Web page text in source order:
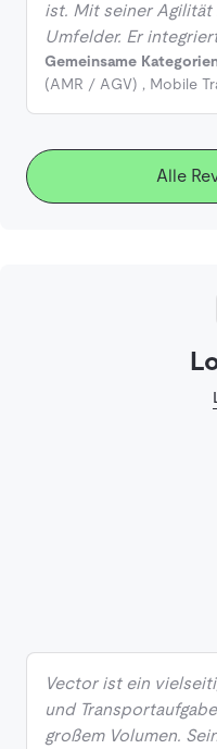
ist. Mit seiner
Umfelder. Er
Gemeinsame
(AMR / AGV) , Mobile
Alle
Vector ist ein
und
großem Volumen.